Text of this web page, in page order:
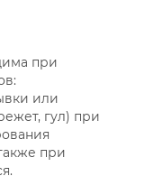
при
или
гул) при
при